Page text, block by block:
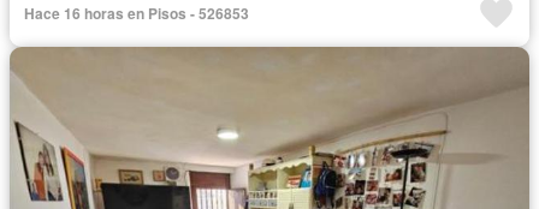
Hace 16 horas en Pisos - 526853